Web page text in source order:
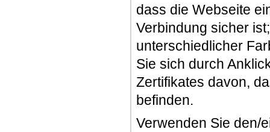
dass die Webseite
Verbindung sicher
unterschiedlicher
Sie sich durch
Zertifikates davon,
befinden.
Verwenden Sie den/